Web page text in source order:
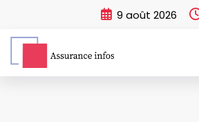
9 août 2026